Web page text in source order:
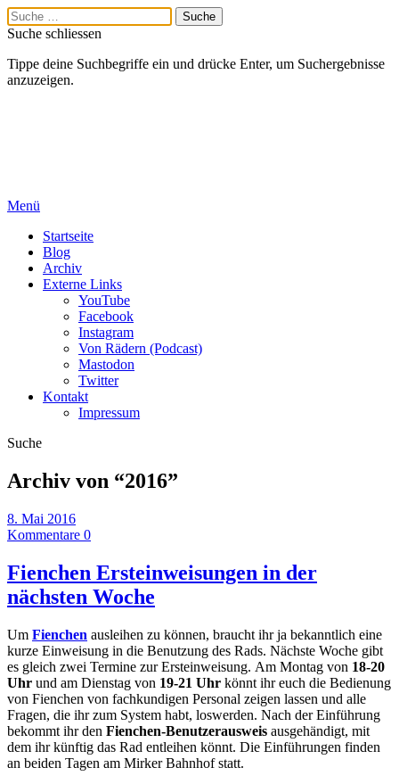
Suche schliessen
Tippe deine Suchbegriffe ein und drücke Enter, um Suchergebnisse
anzuzeigen.
Menü
Startseite
Blog
Archiv
Externe Links
YouTube
Facebook
Instagram
Von Rädern (Podcast)
Mastodon
Twitter
Kontakt
Impressum
Suche
Archiv von “2016”
8. Mai 2016
Kommentare 0
Fienchen Ersteinweisungen in der
nächsten Woche
Um Fienchen ausleihen zu können, braucht ihr ja bekanntlich eine
kurze Einweisung in die Benutzung des Rads. Nächste Woche gibt
es gleich zwei Termine zur Ersteinweisung. Am Montag von 18-20
Uhr und am Dienstag von 19-21 Uhr könnt ihr euch die Bedienung
von Fienchen von fachkundigen Personal zeigen lassen und alle
Fragen, die ihr zum System habt, loswerden. Nach der Einführung
bekommt ihr den Fienchen-Benutzerausweis ausgehändigt, mit
dem ihr künftig das Rad entleihen könnt. Die Einführungen finden
an beiden Tagen am Mirker Bahnhof statt.